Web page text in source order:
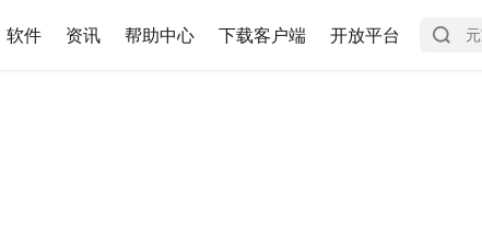
软件 资讯 帮助中心 下载客户端 开放平台